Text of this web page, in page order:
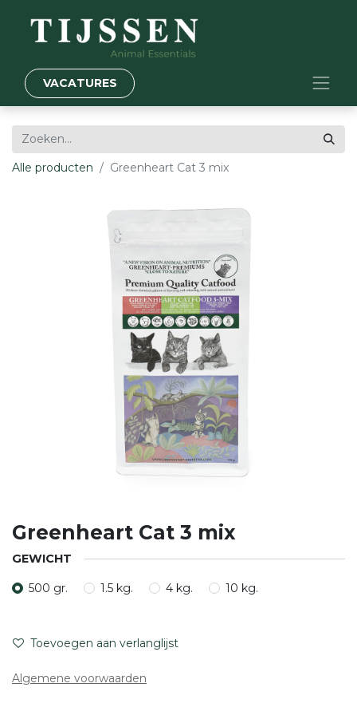
VACATURES
Alle producten Greenheart Cat 3 mix
Greenheart Cat 3 mix
GEWICHT
500 gr. 1.5 kg. 4 kg. 10 kg.
Toevoegen aan verlanglijst
Algemene voorwaarden